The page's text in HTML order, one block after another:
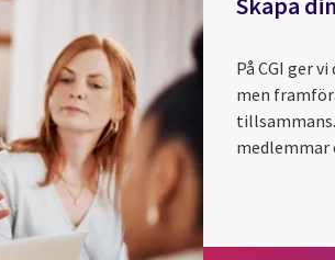
På CGI ger
men
medlemmar